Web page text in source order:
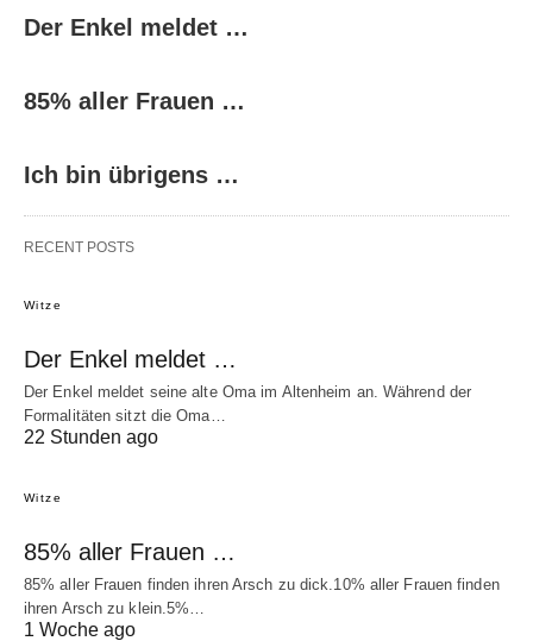
Der Enkel meldet …
85% aller Frauen …
Ich bin übrigens …
RECENT POSTS
Witze
Der Enkel meldet …
Der Enkel meldet seine alte Oma im Altenheim an. Während der
Formalitäten sitzt die Oma…
22 Stunden ago
Witze
85% aller Frauen …
85% aller Frauen finden ihren Arsch zu dick.10% aller Frauen finden
ihren Arsch zu klein.5%…
1 Woche ago